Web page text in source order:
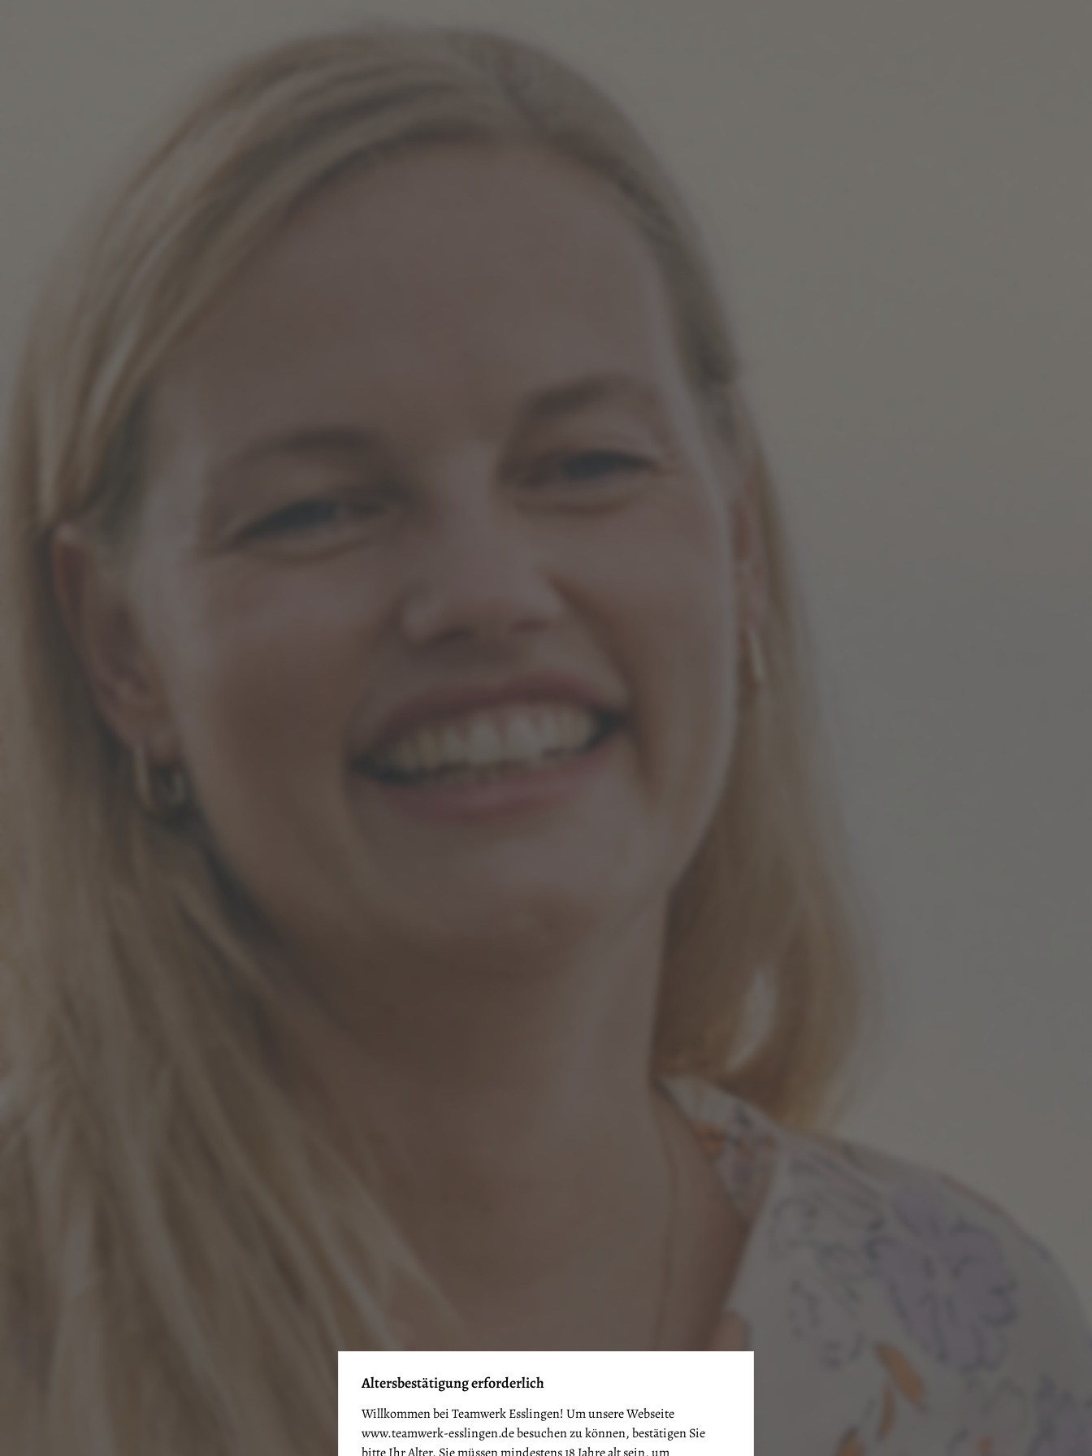
Altersbestätigung erforderlich
Willkommen bei Teamwerk Esslingen! Um unsere Webseite
www.teamwerk-esslingen.debesuchen zu können, bestätigen Sie